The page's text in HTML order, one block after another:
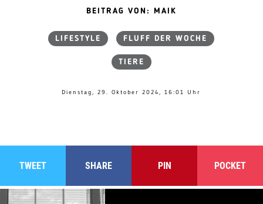
BEITRAG VON: MAIK
LIFESTYLE FLUFF DER WOCHE
TIERE
Dienstag, 29. Oktober 2024, 16:01 Uhr
TWEET SHARE PIN POCKET